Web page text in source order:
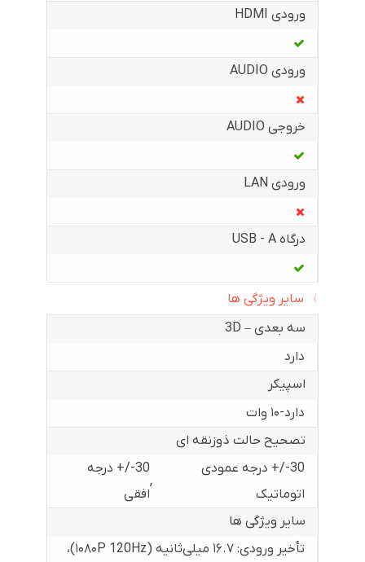
ورودی HDMI
ورودی AUDIO
خروجی AUDIO
ورودی LAN
درگاه USB - A
سایر ویژگی ها
سه بعدی – 3D
دارد
اسپیکر
دارد-۱۰ وات
تصحیح حالت ذوزنقه ای
30-/+ درجه عمودی
اتوماتیک
,
30-/+ درجه
افقی
سایر ویژگی ها
تأخیر ورودی: ۱۶.۷ میلی‌ثانیه (۱۰۸۰P 120Hz)،